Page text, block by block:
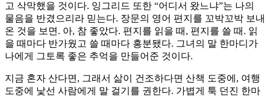
고 삭막했을 것이다. 잉그리드 또한 “어디서 왔느냐”는 나의
물음을 반겼으리라 믿는다. 장문의 영어 편지를 꼬박꼬박 보내
온 것을 보면. 아, 참 좋았다. 편지를 읽을 때, 편지를 쓸 때. 읽
을 때마다 반가웠고 쓸 때마다 흥분됐다. 그녀의 말 한마디가
나에게 그토록 좋은 추억을 만들어준 것이다.
지금 혼자 산다면, 그래서 삶이 건조하다면 산책 도중에, 여행
도중에 낯선 사람에게 말 걸기를 권한다. 가볍게 툭 던진 한마